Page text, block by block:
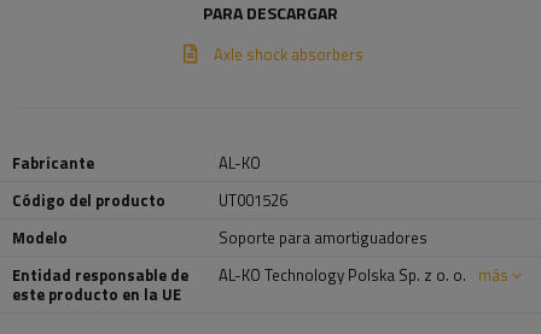
PARA DESCARGAR
Axle shock absorbers
Fabricante
AL-KO
Código del producto
UT001526
Modelo
Soporte para amortiguadores
Entidad responsable de
este producto en la UE
AL-KO Technology Polska Sp. z o. o. más